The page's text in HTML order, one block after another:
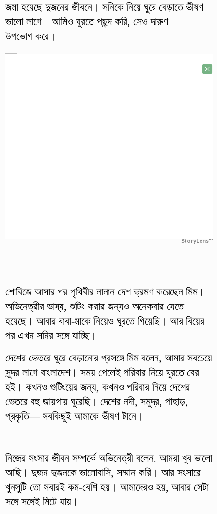
জমা হয়েছে দুজনের জীবনে। সনিকে নিয়ে ঘুরে বেড়াতে ভীষণ
ভালো লাগে। আমিও ঘুরতে পছন্দ করি, সেও দারুণ
উপভোগ করে।
StoryLens™
শোবিজে আসার পর পৃথিবীর নানান দেশ ভ্রমণ করেছেন মিম।
অভিনেত্রীর ভাষ্য, শুটিং করার জন্যও অনেকবার যেতে
হয়েছে। আবার বাবা-মাকে নিয়েও ঘুরতে গিয়েছি। আর বিয়ের
পর এখন সনির সঙ্গে যাচ্ছি।
দেশের ভেতরে ঘুরে বেড়ানোর প্রসঙ্গে মিম বলেন, আমার সবচেয়ে
সুন্দর লাগে বাংলাদেশ। সময় পেলেই পরিবার নিয়ে ঘুরতে বের
হই। কখনও শুটিংয়ের জন্য, কখনও পরিবার নিয়ে দেশের
ভেতরে বহু জায়গায় ঘুরেছি। দেশের নদী, সমুদ্র, পাহাড়,
প্রকৃতি— সবকিছুই আমাকে ভীষণ টানে।
নিজের সংসার জীবন সম্পর্কে অভিনেত্রী বলেন, আমরা খুব ভালো
আছি। দুজন দুজনকে ভালোবাসি, সম্মান করি। আর সংসারে
খুনসুটি তো সবারই কম-বেশি হয়। আমাদেরও হয়, আবার সেটা
সঙ্গে সঙ্গেই মিটে যায়।